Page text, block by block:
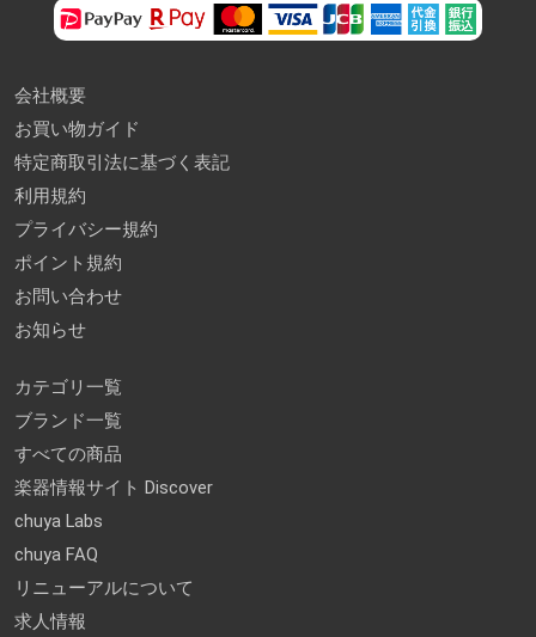
会社概要
お買い物ガイド
特定商取引法に基づく表記
利用規約
プライバシー規約
ポイント規約
お問い合わせ
お知らせ
カテゴリ一覧
ブランド一覧
すべての商品
楽器情報サイト Discover
chuya Labs
chuya FAQ
リニューアルについて
求人情報